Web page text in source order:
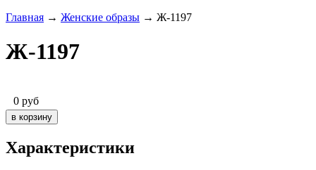
Главная → Женские образы → Ж-1197
Ж-1197
0 руб
Характеристики